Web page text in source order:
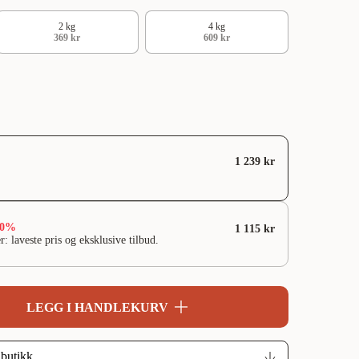
2 kg
369 kr
4 kg
609 kr
1 239 kr
laveste pris og eksklusive tilbud.
1 115 kr
LEGG I HANDLEKURV